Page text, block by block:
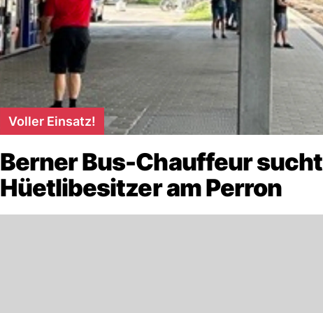
Voller Einsatz!
Berner Bus-Chauffeur sucht
Hüetlibesitzer am Perron